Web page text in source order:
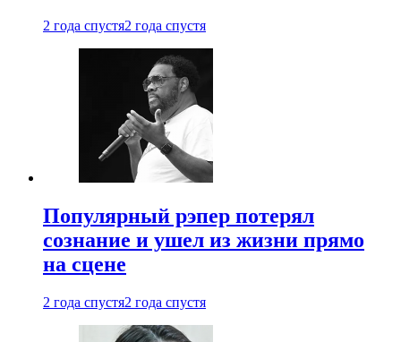
2 года спустя2 года спустя
Популярный рэпер потерял
сознание и ушел из жизни прямо
на сцене
2 года спустя2 года спустя